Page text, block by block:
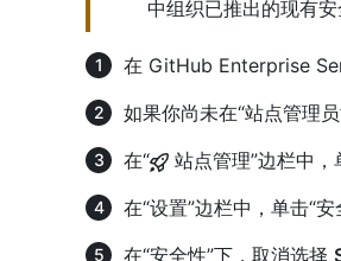
中组织已推出的现有安
在 GitHub Enterprise
如果你尚未在“站点管理
在“
站点管理”边栏中，
在“设置”边栏中，单击“安
在“安全性”下，取消选择